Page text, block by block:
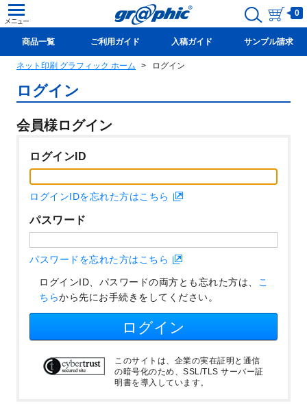
0
商品一覧 ご利用ガイド 入稿ガイド サンプル請求
新規会員登録(無料)
ネット印刷 グラフィック ホーム ログイン
ログイン
会員様ログイン
ログインID
ログインIDを忘れた方はこちら
パスワード
パスワードを忘れた方はこちら
ログインID、パスワードの両方とも忘れた方は、 こ
ちらから先にお手続きをしてください。
ログイン
このサイトは、企業の実在証明と通信
の暗号化のため、SSL/TLS サーバー証
明書を導入しています。